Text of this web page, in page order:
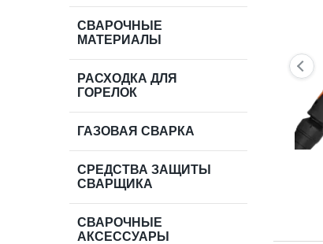
СВАРОЧНЫЕ
МАТЕРИАЛЫ
РАСХОДКА ДЛЯ
ГОРЕЛОК
ГАЗОВАЯ СВАРКА
СРЕДСТВА ЗАЩИТЫ
СВАРЩИКА
СВАРОЧНЫЕ
АКСЕССУАРЫ